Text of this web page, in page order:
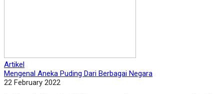
Artikel
Mengenal Aneka Puding Dari Berbagai Negara
22 February 2022